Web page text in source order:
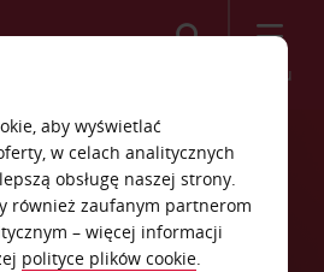
Menu
Lublin
aby wyświetlać
w celach analitycznych
obsługę naszej strony.
również zaufanym partnerom
– więcej informacji
polityce plików cookie.